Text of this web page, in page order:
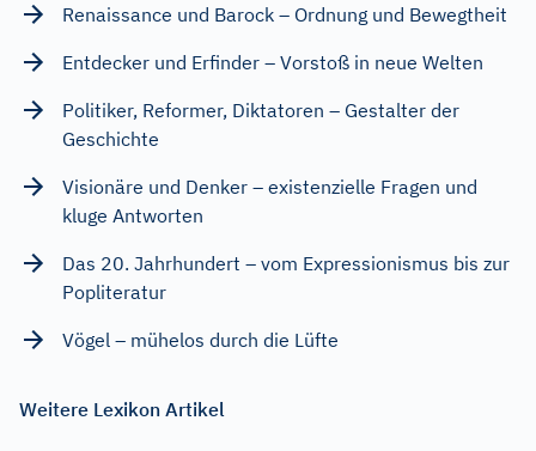
Renaissance und Barock – Ordnung und Bewegtheit
Entdecker und Erfinder – Vorstoß in neue Welten
Politiker, Reformer, Diktatoren – Gestalter der
Geschichte
Visionäre und Denker – existenzielle Fragen und
kluge Antworten
Das 20. Jahrhundert – vom Expressionismus bis zur
Popliteratur
Vögel – mühelos durch die Lüfte
Weitere Lexikon Artikel